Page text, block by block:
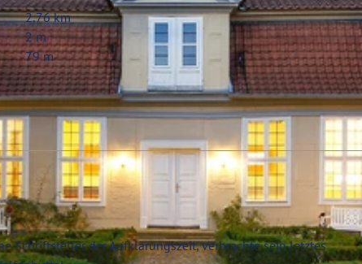
2,76 km
2 m
79 m
Schriftsteller der Aufklärungszeit, verbrachte sein letztes